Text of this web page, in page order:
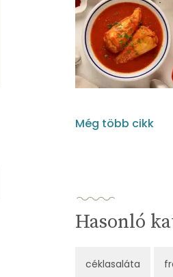
Még több cikk
Hasonló
céklasaláta